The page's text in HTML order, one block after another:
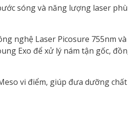
sóng và năng lượng laser
nghệ Laser Picosure 755nm
Exo để xử lý nám tận gốc,
vi điểm, giúp đưa dưỡng